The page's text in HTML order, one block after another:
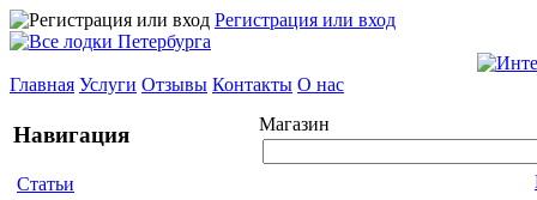
Регистрация или вход
Главная Услуги Отзывы Контакты О нас
Навигация
Статьи
Магазин